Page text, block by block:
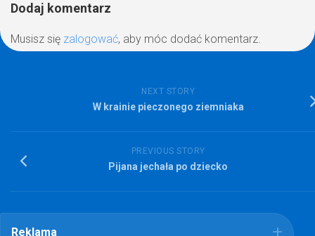
Dodaj komentarz
Musisz się zalogować, aby móc dodać komentarz.
NEXT STORY
W krainie pieczonego ziemniaka
PREVIOUS STORY
Pijana jechała po dziecko
Reklama